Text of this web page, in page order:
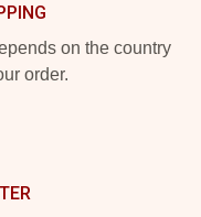
on the country
order.